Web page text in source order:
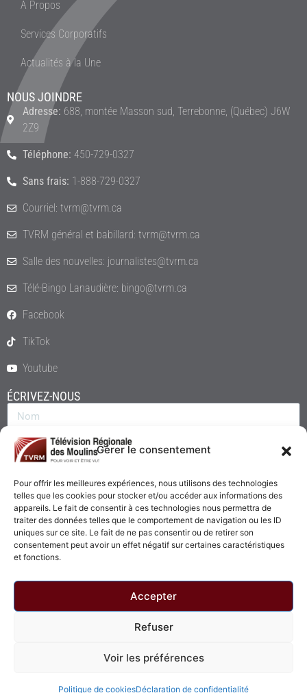
Gérer le consentement
Pour offrir les meilleures expériences, nous utilisons des technologies
telles que les cookies pour stocker et/ou accéder aux informations des
appareils. Le fait de consentir à ces technologies nous permettra de
traiter des données telles que le comportement de navigation ou les ID
uniques sur ce site. Le fait de ne pas consentir ou de retirer son
consentement peut avoir un effet négatif sur certaines caractéristiques
et fonctions.
Accepter
Refuser
Voir les préférences
Politique de cookiesDéclaration de confidentialité
À Propos
Services Corporatifs
Actualités à la Une
NOUS JOINDRE
Adresse: 688, montée Masson sud, Terrebonne, (Québec) J6W
2Z9
Téléphone: 450-729-0327
Sans frais: 1-888-729-0327
Courriel: tvrm@tvrm.ca
TVRM général et babillard: tvrm@tvrm.ca
Salle des nouvelles: journalistes@tvrm.ca
Télé-Bingo Lanaudière: bingo@tvrm.ca
Facebook
TikTok
Youtube
ÉCRIVEZ-NOUS
© 2026 - Télévision Régionale des Moulins. Tous droits réservés.